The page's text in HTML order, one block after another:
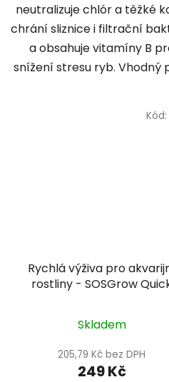
neutralizuje chlór a těžké
chrání sliznice i filtrační
a obsahuje vitamíny B
snížení stresu ryb. Vhodný
Rychlá výživa pro
rostliny - SOSGrow
Skladem
205,79 Kč bez DPH
249 Kč
Kód: